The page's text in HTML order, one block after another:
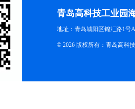
青岛高科技工业园
地址：青岛城阳区锦汇路1号
© 2026 版权所有：青岛高科